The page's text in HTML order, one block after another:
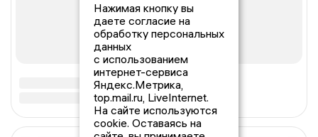
Нажимая кнопку вы
даете согласие на
обработку персональных
данных
с использованием
интернет-сервиса
Яндекс.Метрика,
top.mail.ru, LiveInternet.
На сайте используются
cookie. Оставаясь на